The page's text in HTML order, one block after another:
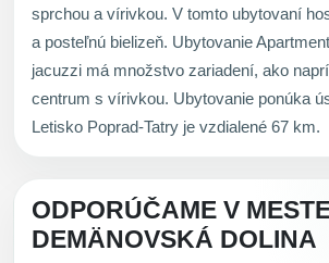
sprchou a vírivkou. V tomto ubytovaní
a posteľnú bielizeň. Ubytovanie
jacuzzi má množstvo zariadení, ako
centrum s vírivkou. Ubytovanie ponúka
Letisko Poprad-Tatry je vzdialené 67 km.
ODPORÚČAME V
DEMÄNOVSKÁ DOLINA